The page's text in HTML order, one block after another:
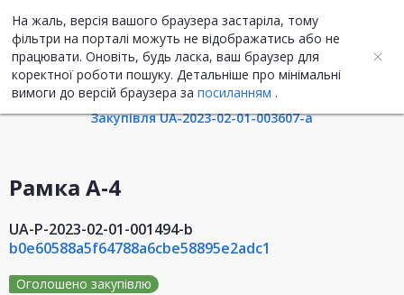
На жаль, версія вашого браузера застаріла, тому
фільтри на порталі можуть не відображатись або не
працювати. Оновіть, будь ласка, ваш браузер для
коректної роботи пошуку. Детальніше про мінімальні
вимоги до версій браузера за посиланням .
UA ENG
Інформація про план
Закупівля UA-2023-02-01-003607-a
Рамка А-4
UA-P-2023-02-01-001494-b
b0e60588a5f64788a6cbe58895e2adc1
Оголошено закупівлю